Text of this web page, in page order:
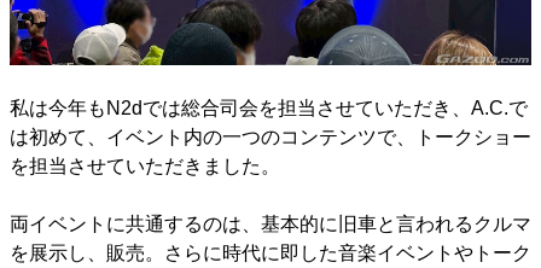
私は今年もN2dでは総合司会を担当させていただき、A.C.で
は初めて、イベント内の一つのコンテンツで、トークショー
を担当させていただきました。
両イベントに共通するのは、基本的に旧車と言われるクルマ
を展示し、販売。さらに時代に即した音楽イベントやトーク